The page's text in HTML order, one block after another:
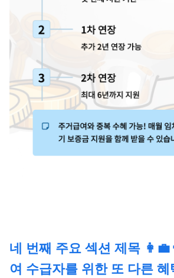
네 번째 주요 섹션 제목
여 수급자를 위한 또 다른 혜